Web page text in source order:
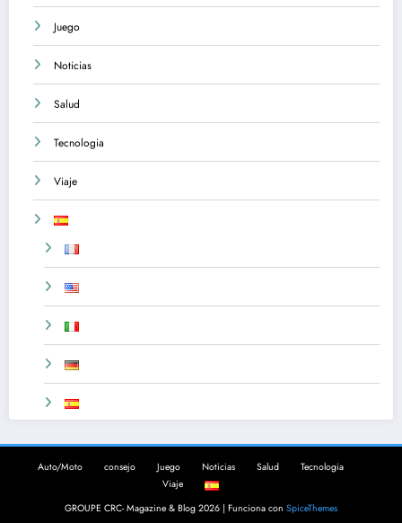
Juego
Noticias
Salud
Tecnologia
Viaje
Auto/Moto consejo Juego Noticias Salud
Tecnologia
Viaje
GROUPE CRC- Magazine & Blog 2026 | Funciona con SpiceThemes